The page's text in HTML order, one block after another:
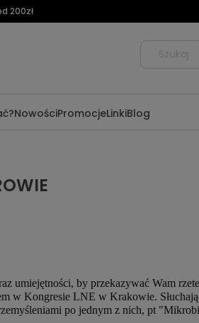
200zł
NowościPromocjeLinkiBlog
umiejętności, by przekazywać Wam
w Kongresie LNE w Krakowie.
po jednym z nich, pt